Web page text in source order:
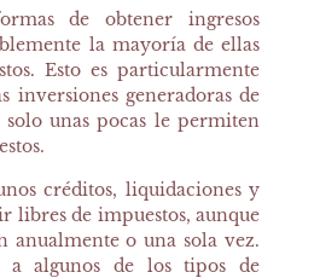
de obtener ingresos
la mayoría de ellas
Esto es particularmente
inversiones generadoras de
solo unas pocas le permiten
créditos, liquidaciones y
libres de impuestos, aunque
anualmente o una sola vez.
algunos de los tipos de